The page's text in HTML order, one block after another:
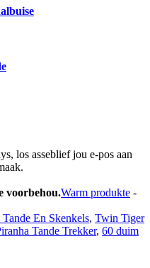
los asseblief jou e-pos aan
voorbehou.Warm produkte -
En Skenkels, Twin Tiger
Tande Trekker, 60 duim